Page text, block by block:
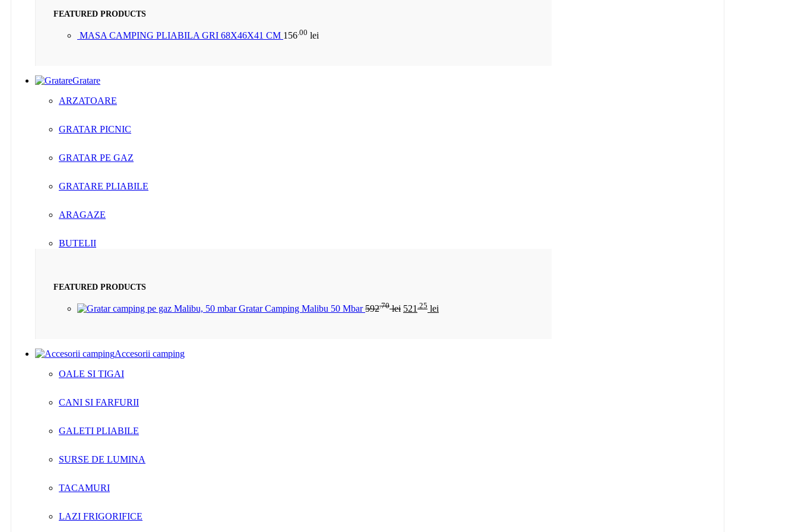
FEATURED PRODUCTS
MASA CAMPING PLIABILA GRI 68X46X41 CM 156.00 lei
Gratare
ARZATOARE
GRATAR PICNIC
GRATAR PE GAZ
GRATARE PLIABILE
ARAGAZE
BUTELII
FEATURED PRODUCTS
Gratar Camping Malibu 50 Mbar592.70 lei 521 .25 lei
Accesorii camping
OALE SI TIGAI
CANI SI FARFURII
GALETI PLIABILE
SURSE DE LUMINA
TACAMURI
LAZI FRIGORIFICE